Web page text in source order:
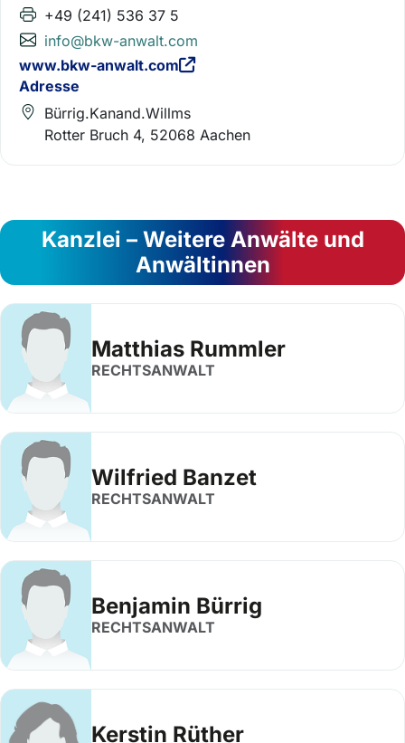
+49 (241) 536 37 5
info@bkw-anwalt.com
www.bkw-anwalt.com
Adresse
Bürrig.Kanand.Willms
Rotter Bruch 4, 52068 Aachen
Kanzlei – Weitere Anwälte und
Anwältinnen
Matthias Rummler
RECHTSANWALT
Wilfried Banzet
RECHTSANWALT
Benjamin Bürrig
RECHTSANWALT
Kerstin Rüther